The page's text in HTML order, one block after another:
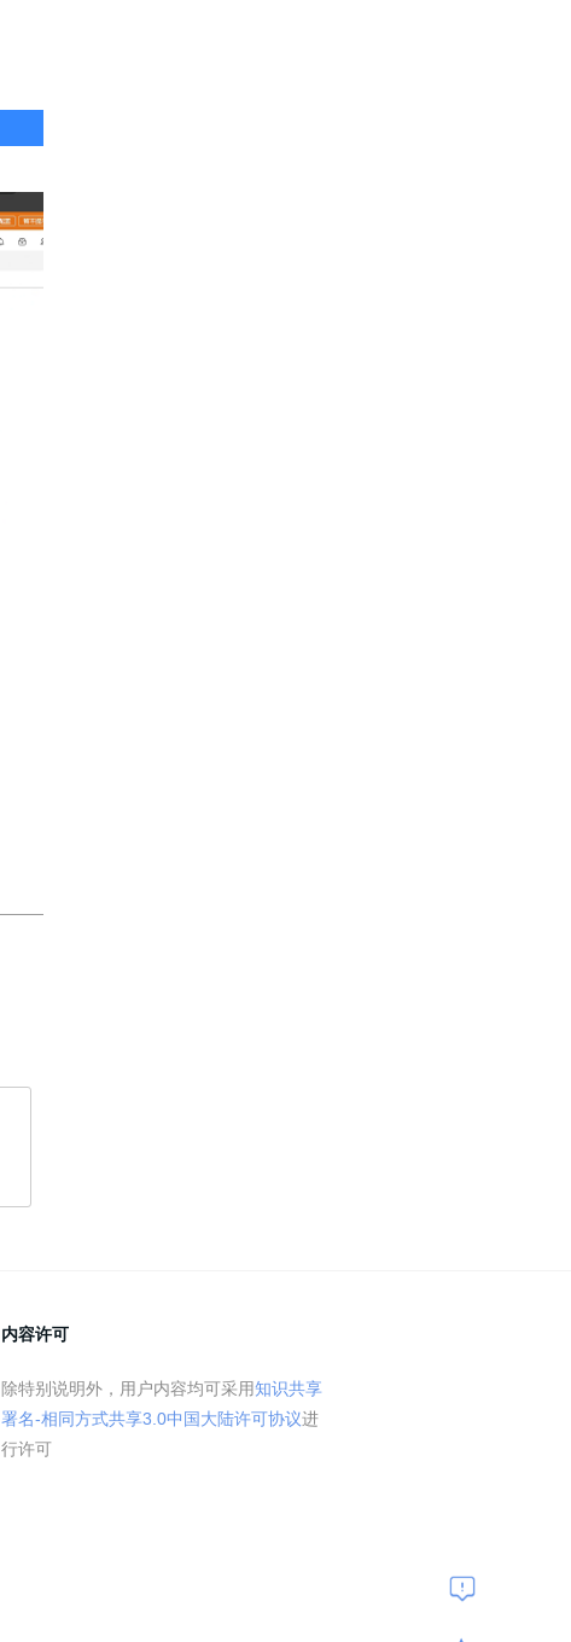
内容许可
除特别说明外，用户内容均可采用知识共享
署名-相同方式共享3.0中国大陆许可协议进
行许可